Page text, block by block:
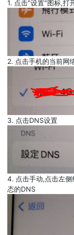
1. 点击"设置"图标,打
2. 点击手机的当前网
3. 点击DNS设置
4. 点击手动,点击左
态的DNS